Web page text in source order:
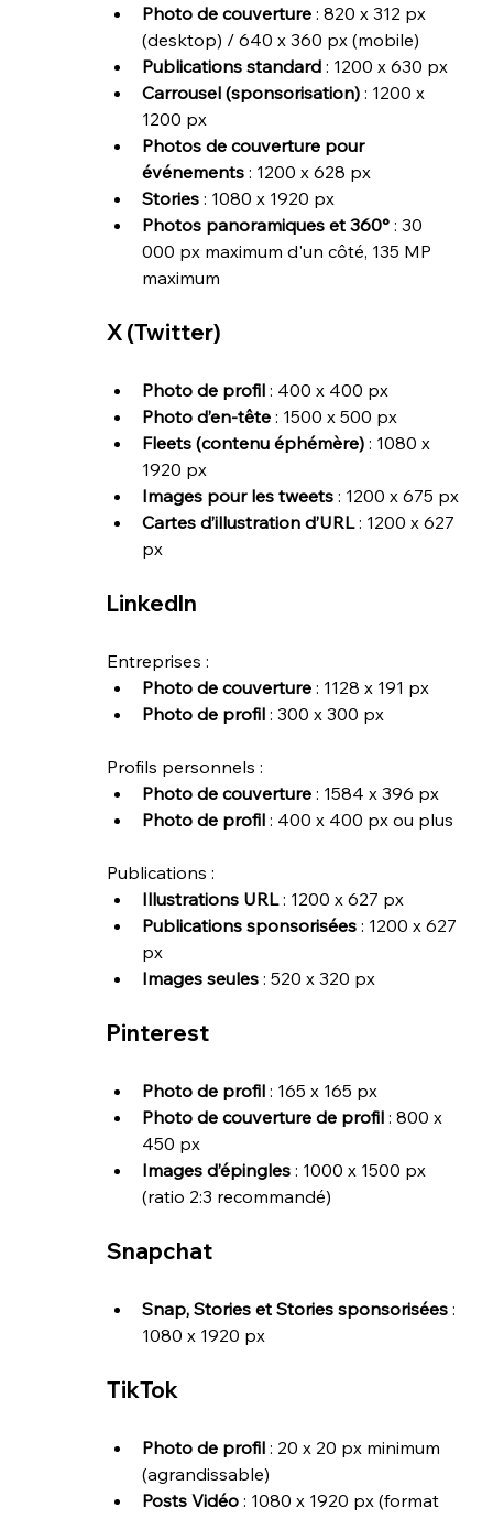
Photo de couverture : 820 x 312 px
(desktop) / 640 x 360 px (mobile)
Publications standard : 1200 x 630 px
Carrousel (sponsorisation) : 1200 x
1200 px
Photos de couverture pour
événements : 1200 x 628 px
Stories : 1080 x 1920 px
Photos panoramiques et 360° : 30
000 px maximum d'un côté, 135 MP
maximum
X (Twitter)
Photo de profil : 400 x 400 px
Photo d’en-tête : 1500 x 500 px
Fleets (contenu éphémère) : 1080 x
1920 px
Images pour les tweets : 1200 x 675 px
Cartes d’illustration d’URL : 1200 x 627
px
LinkedIn
Entreprises :
Photo de couverture : 1128 x 191 px
Photo de profil : 300 x 300 px
Profils personnels :
Photo de couverture : 1584 x 396 px
Photo de profil : 400 x 400 px ou plus
Publications :
Illustrations URL : 1200 x 627 px
Publications sponsorisées : 1200 x 627
px
Images seules : 520 x 320 px
Pinterest
Photo de profil : 165 x 165 px
Photo de couverture de profil : 800 x
450 px
Images d’épingles : 1000 x 1500 px
(ratio 2:3 recommandé)
Snapchat
Snap, Stories et Stories sponsorisées :
1080 x 1920 px
TikTok
Photo de profil : 20 x 20 px minimum
(agrandissable)
Posts Vidéo : 1080 x 1920 px (format